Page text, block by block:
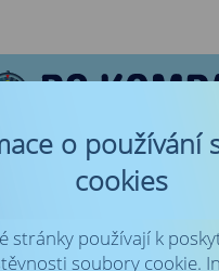
KORONAVIRUS A RS
o používání
cookies
stránky používají k
soubory cookie.